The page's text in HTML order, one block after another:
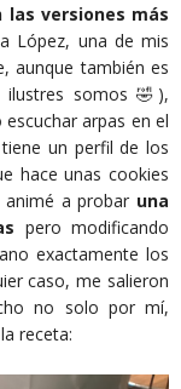
versiones más
López, una de mis
aunque también es
ilustres somos 🤣),
arpas en el
un perfil de los
hace unas cookies
a probar una
pero modificando
exactamente los
caso, me salieron
no solo por mí,
receta: